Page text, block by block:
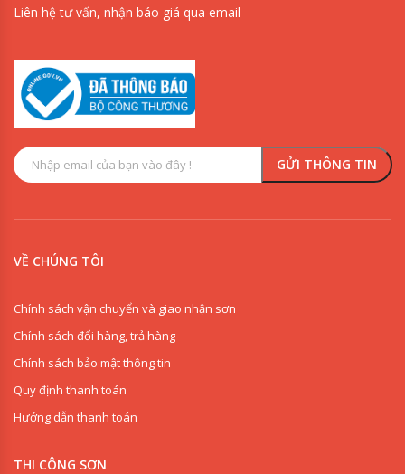
Liên hệ tư vấn, nhận báo giá qua email
VỀ CHÚNG TÔI
Chính sách vận chuyển và giao nhận sơn
Chính sách đổi hàng, trả hàng
Chính sách bảo mật thông tin
Quy định thanh toán
Hướng dẫn thanh toán
THI CÔNG SƠN